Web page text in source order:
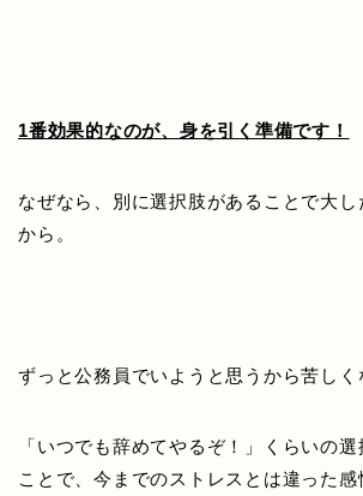
1番効果的なのが、身を引く準備です！
なぜなら、別に選択肢があることで大し
から。
ずっと公務員でいようと思うから苦しく
「いつでも辞めてやるぞ！」くらいの選
ことで、今までのストレスとは違った感